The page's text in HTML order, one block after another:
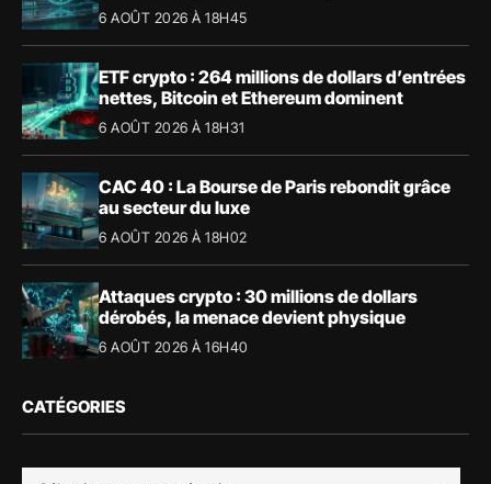
6 AOÛT 2026 À 18H45
ETF crypto : 264 millions de dollars d’entrées
nettes, Bitcoin et Ethereum dominent
6 AOÛT 2026 À 18H31
CAC 40 : La Bourse de Paris rebondit grâce
au secteur du luxe
6 AOÛT 2026 À 18H02
Attaques crypto : 30 millions de dollars
dérobés, la menace devient physique
6 AOÛT 2026 À 16H40
CATÉGORIES